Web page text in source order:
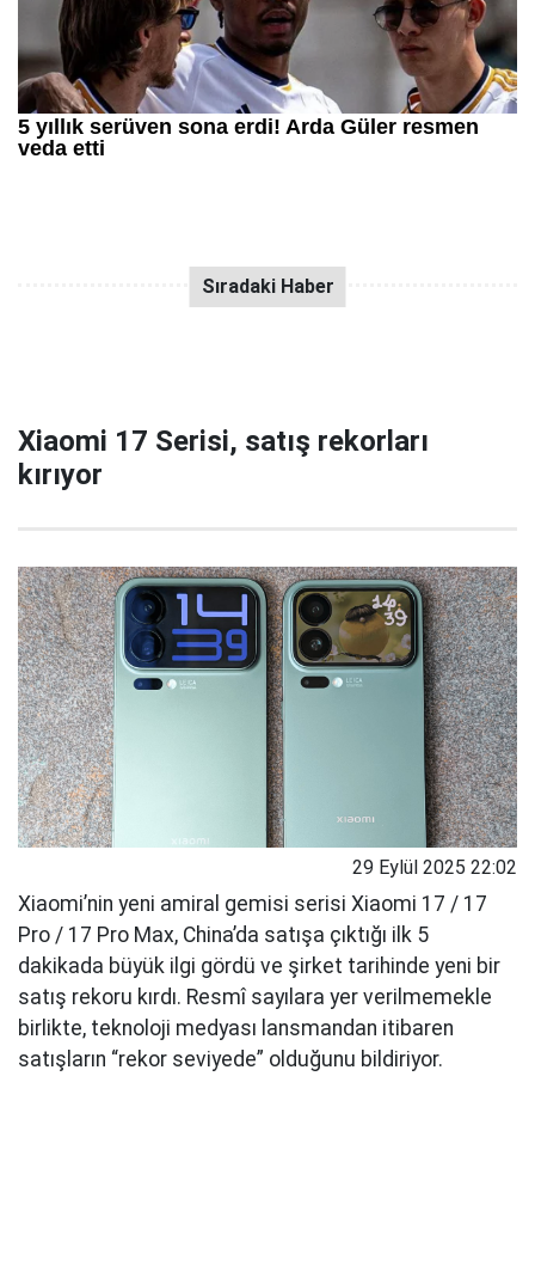
Xiaomi 17 Serisi, satış rekorları
kırıyor
29 Eylül 2025 22:02
Xiaomi’nin yeni amiral gemisi serisi Xiaomi 17 / 17
Pro / 17 Pro Max, China’da satışa çıktığı ilk 5
dakikada büyük ilgi gördü ve şirket tarihinde yeni bir
satış rekoru kırdı. Resmî sayılara yer verilmemekle
birlikte, teknoloji medyası lansmandan itibaren
satışların “rekor seviyede” olduğunu bildiriyor.